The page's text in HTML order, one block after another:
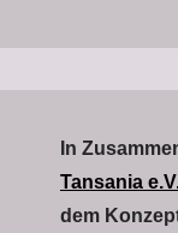
In
Tansania
dem